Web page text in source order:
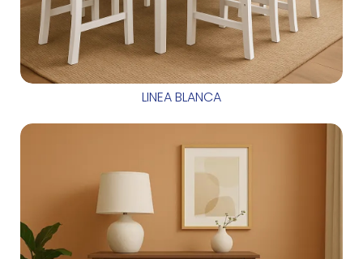
LINEA BLANCA